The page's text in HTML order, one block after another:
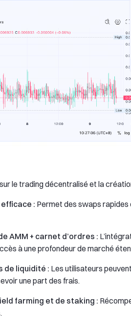
le trading décentralisé et la
: Permet des swaps rapides
AMM + carnet d’ordres :
à une profondeur de marché
de liquidité : Les utilisateurs
une part des frais.
farming et de staking :